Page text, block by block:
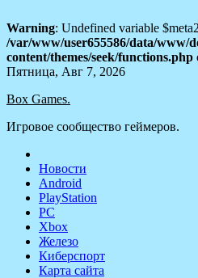
Warning: Undefined variable
/var/www/user655586/data/www/
content/themes/seek/functions.php
Skip
content
Пятница, Авг 7, 2026
Box Games.
Игровое сообщество геймеров.
Новости
Android
PlayStation
PC
Xbox
Железо
Киберспорт
Карта сайта